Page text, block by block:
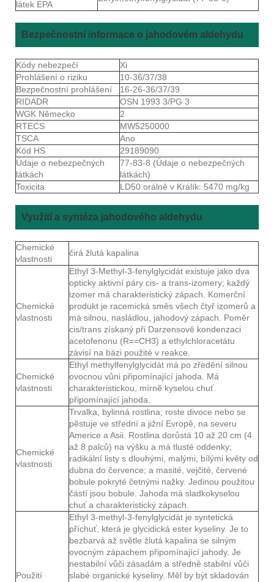
látek EPA
Bezpečnostní informace o jahodovém aldehydu
Kódy nebezpečí
Xi
Prohlášení o riziku
10-36/37/38
Bezpečnostní prohlášení
16-26-36/37/39
RIDADR
OSN 1993 3/PG 3
WGK Německo
2
RTECS
MW5250000
TSCA
Ano
Kód HS
29189090
Údaje o nebezpečných
látkách
77-83-8 (Údaje o nebezpečných
látkách)
Toxicita
LD50 orálně v Králík: 5470 mg/kg
Využití a syntéza jahodového aldehydu
Chemické
vlastnosti
čirá žlutá kapalina
Chemické
vlastnosti
Ethyl 3-Methyl-3-fenylglycidát existuje jako dva
opticky aktivní páry cis- a trans-izomery; každý
izomer má charakteristický zápach. Komerční
produkt je racemická směs všech čtyř izomerů a
má silnou, nasládlou, jahodový zápach. Poměr
cis/trans získaný při Darzensově kondenzaci
acetofenonu (R==CH3) a ethylchloracetátu
závisí na bázi použité v reakce.
Chemické
vlastnosti
Ethyl methylfenylglycidát má po zředění silnou
ovocnou vůni připomínající jahoda. Má
charakteristickou, mírně kyselou chuť
připomínající jahoda.
Chemické
vlastnosti
Trvalka, bylinná rostlina; roste divoce nebo se
pěstuje ve střední a jižní Evropě, na severu
Americe a Asii. Rostlina dorůstá 10 až 20 cm (4
až 8 palců) na výšku a má tlusté oddenky;
radikální listy s dlouhými, malými, bílými květy od
dubna do července; a masité, vejčité, červené
bobule pokryté četnými nažky. Jedinou použitou
částí jsou bobule. Jahoda má sladkokyselou
chuť a charakteristický zápach.
Použití
Ethyl 3-methyl-3-fenylglycidát je syntetická
příchuť, která je glycidická ester kyseliny. Je to
bezbarvá až světle žlutá kapalina se silným
ovocným zápachem připomínající jahody. Je
nestabilní vůči zásadám a středně stabilní vůči
slabé organické kyseliny. Měl by být skladován